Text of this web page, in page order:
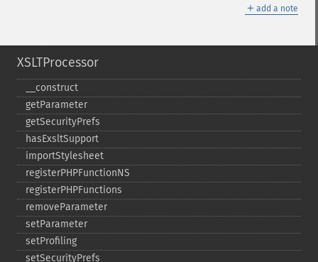
＋ add a note
XSLTProcessor
_​_​construct
getParameter
getSecurityPrefs
hasExsltSupport
importStylesheet
registerPHPFunctionNS
registerPHPFunctions
removeParameter
setParameter
setProfiling
setSecurityPrefs